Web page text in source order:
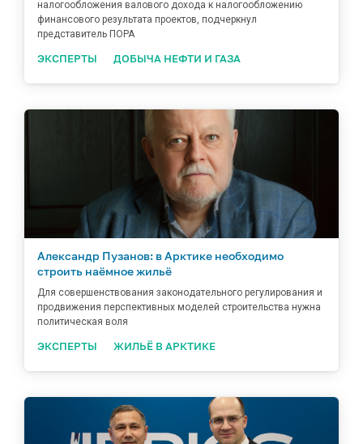
налогообложения валового дохода к налогообложению
финансового результата проектов, подчеркнул
представитель ПОРА
ЭКСПЕРТЫ ДОБЫЧА НЕФТИ И ГАЗА
Александр Пузанов: в Арктике необходимо
строить наёмное жильё
Для совершенствования законодательного регулирования и
продвижения перспективных моделей строительства нужна
политическая воля
ЭКСПЕРТЫ ЖИЛЬЁ В АРКТИКЕ